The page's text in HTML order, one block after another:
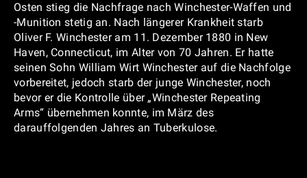
Osten stieg die Nachfrage nach Winchester-Waffen und
-Munition stetig an. Nach längerer Krankheit starb
Oliver F. Winchester am 11. Dezember 1880 in New
Haven, Connecticut, im Alter von 70 Jahren. Er hatte
seinen Sohn William Wirt Winchester auf die Nachfolge
vorbereitet, jedoch starb der junge Winchester, noch
bevor er die Kontrolle über „Winchester Repeating
Arms“ übernehmen konnte, im März des
darauffolgenden Jahres an Tuberkulose.